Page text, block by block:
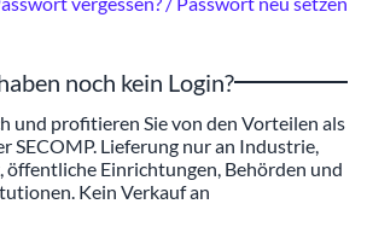
noch kein Login?
und profitieren Sie von den Vorteilen als
SECOMP. Lieferung nur an Industrie,
öffentliche Einrichtungen, Behörden und
Kein Verkauf an